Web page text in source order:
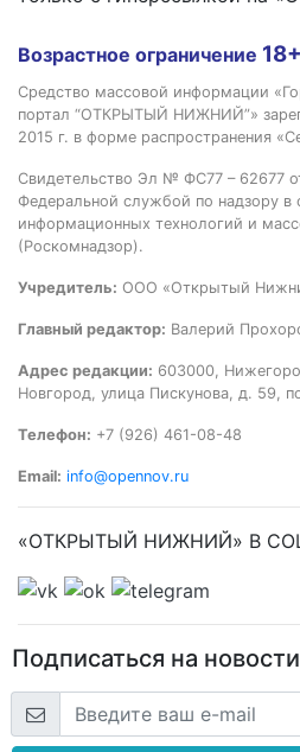
Возрастное ограничение 18+
Средство массовой информации
портал “ОТКРЫТЫЙ НИЖНИЙ”»
2015 г. в форме распространения
Свидетельство Эл № ФС77 – 62677
Федеральной службой по надзору в
информационных технологий и
(Роскомнадзор).
Учредитель: ООО «Открытый
Главный редактор: Валерий
Адрес редакции: 603000,
Новгород, улица Пискунова, д. 59,
Телефон: +7 (926) 461-08-48
Email: info@opennov.ru
«ОТКРЫТЫЙ НИЖНИЙ» В
Подписаться на новости